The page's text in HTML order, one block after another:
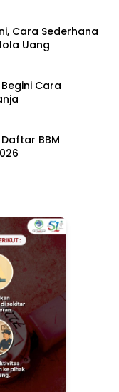
Cara Sederhana
Uang
Cara
BBM